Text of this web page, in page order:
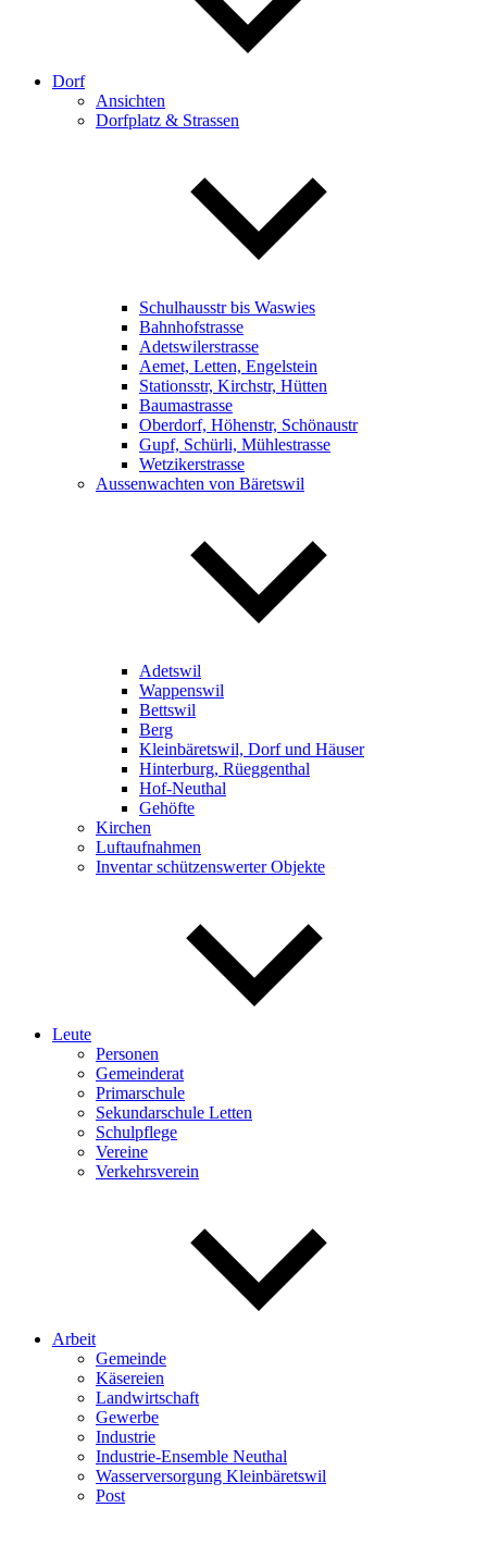
Dorf
Ansichten
Dorfplatz & Strassen
Schulhausstr bis Waswies
Bahnhofstrasse
Adetswilerstrasse
Aemet, Letten, Engelstein
Stationsstr, Kirchstr, Hütten
Baumastrasse
Oberdorf, Höhenstr, Schönaustr
Gupf, Schürli, Mühlestrasse
Wetzikerstrasse
Aussenwachten von Bäretswil
Adetswil
Wappenswil
Bettswil
Berg
Kleinbäretswil, Dorf und Häuser
Hinterburg, Rüeggenthal
Hof-Neuthal
Gehöfte
Kirchen
Luftaufnahmen
Inventar schützenswerter Objekte
Leute
Personen
Gemeinderat
Primarschule
Sekundarschule Letten
Schulpflege
Vereine
Verkehrsverein
Arbeit
Gemeinde
Käsereien
Landwirtschaft
Gewerbe
Industrie
Industrie-Ensemble Neuthal
Wasserversorgung Kleinbäretswil
Post